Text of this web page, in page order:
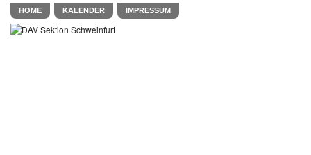
HOME KALENDER IMPRESSUM